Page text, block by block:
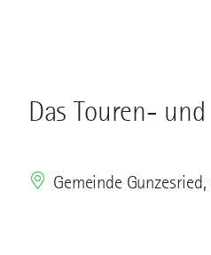
Das Touren-
Gemeinde